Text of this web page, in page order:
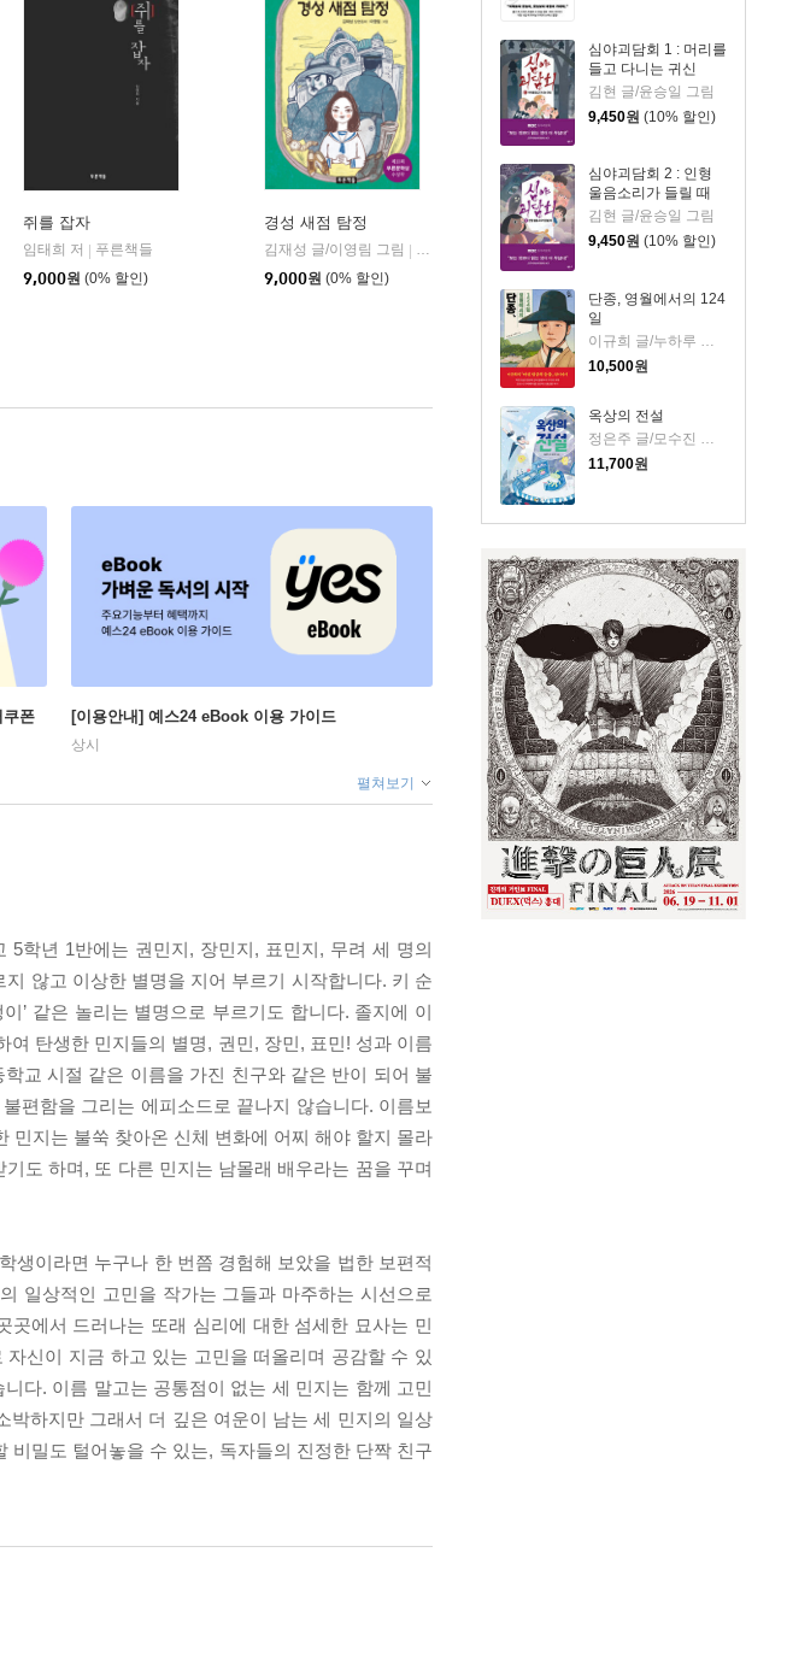
심야괴담회 1 : 머리를
들고 다니는 귀신
김현 글/윤승일 그림
9,450원 (10% 할인)
심야괴담회 2 : 인형
울음소리가 들릴 때
김현 글/윤승일 그림
9,450원 (10% 할인)
단종, 영월에서의 124
일
10,500원
옥상의 전설
정은주 글/모수진 그림
11,700원
쥐를 잡자
임태희 저 | 푸른책들
9,000원 (0% 할인)
경성 새점 탐정
김재성 글/이영림 그림 |
9,000원 (0% 할인)
폰 [이용안내] 예스24 eBook 이용 가이드
상시
펼쳐보기
학년 1반에는 권민지, 장민지, 표민지, 무려 세 명의
지 않고 이상한 별명을 지어 부르기 시작합니다. 키 순
이’ 같은 놀리는 별명으로 부르기도 합니다. 졸지에 이
여 탄생한 민지들의 별명, 권민, 장민, 표민! 성과 이름
교 시절 같은 이름을 가진 친구와 같은 반이 되어 불
편함을 그리는 에피소드로 끝나지 않습니다. 이름보
민지는 불쑥 찾아온 신체 변화에 어찌 해야 할지 몰라
도 하며, 또 다른 민지는 남몰래 배우라는 꿈을 꾸며
생이라면 누구나 한 번쯤 경험해 보았을 법한 보편적
일상적인 고민을 작가는 그들과 마주하는 시선으로
에서 드러나는 또래 심리에 대한 섬세한 묘사는 민
신이 지금 하고 있는 고민을 떠올리며 공감할 수 있
다. 이름 말고는 공통점이 없는 세 민지는 함께 고민
하지만 그래서 더 깊은 여운이 남는 세 민지의 일상
밀도 털어놓을 수 있는, 독자들의 진정한 단짝 친구